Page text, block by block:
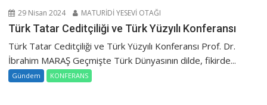
29 Nisan 2024 MATURİDİ YESEVİ OTAĞI
Türk Tatar Ceditçiliği ve Türk Yüzyılı Konferansı
Türk Tatar Ceditçiliği ve Türk Yüzyılı Konferansı Prof. Dr.
İbrahim MARAŞ Geçmişte Türk Dünyasının dilde, fikirde...
Gündem KONFERANS